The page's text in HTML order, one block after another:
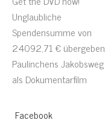
Unglaubliche
Spendensumme von
24092,71 € übergeben
Paulinchens Jakobsweg
als Dokumentarfilm
Facebook